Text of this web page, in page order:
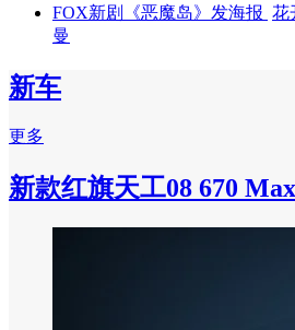
FOX新剧《恶魔岛》发海报 花
曼
新车
更多
新款红旗天工08 670